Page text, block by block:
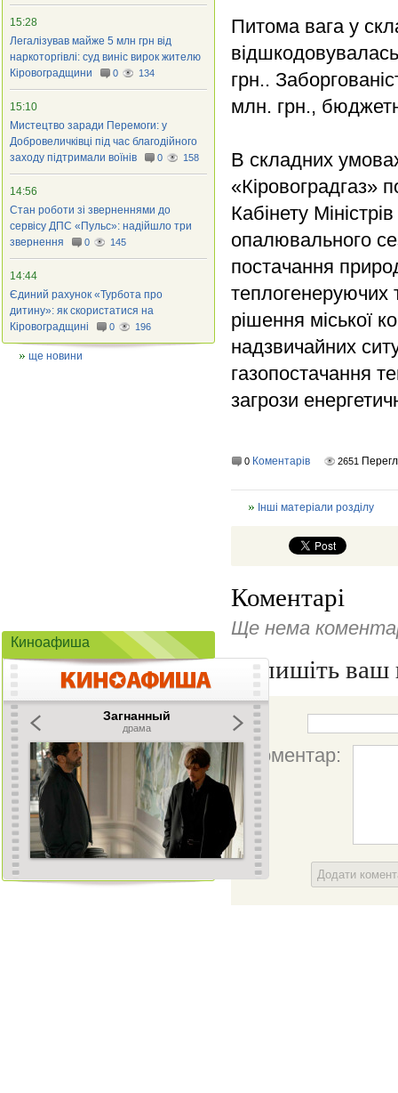
Питома вага у
грн..
млн. грн.,
В складних
«Кіровоградгаз»
Кабінету
опалювального
постачання
теплогенеруючих
рішення міської
надзвичайних
газопостачання
загрози
0 Коментарів 2651
Інші матеріали розділу
Коментарі
Ще нема
Напишіть ваш
Ім'я:
Коментар:
Додати
15:28
Легалізував майже 5 млн грн від
наркоторгівлі: суд виніс вирок жителю
Кіровоградщини
0 134
15:10
Мистецтво заради Перемоги: у
Добровеличківці під час благодійного
заходу підтримали воїнів
0 158
14:56
Стан роботи зі зверненнями до
сервісу ДПС «Пульс»: надійшло три
звернення
0 145
14:44
Єдиний рахунок «Турбота про
дитину»: як скористатися на
Кіровоградщині
0 196
ще новини
Киноафиша